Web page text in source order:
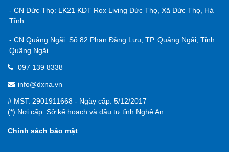
- CN Đức Thọ: LK21 KĐT Rox Living Đức Thọ, Xã Đức Thọ, Hà
Tĩnh
- CN Quảng Ngãi: Số 82 Phan Đăng Lưu, TP. Quảng Ngãi, Tỉnh
Quãng Ngãi
097 139 8338
info@dxna.vn
# MST: 2901911668 - Ngày cấp: 5/12/2017
(*) Nơi cấp: Sở kế hoạch và đầu tư tỉnh Nghệ An
Chính sách bảo mật